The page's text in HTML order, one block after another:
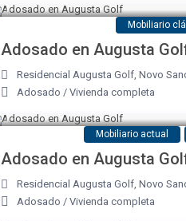
Mobiliario
Adosado en Augusta
Residencial Augusta Golf, Novo
Adosado / Vivienda completa
Mobiliario actual
Adosado en Augusta
Residencial Augusta Golf, Novo
Adosado / Vivienda completa